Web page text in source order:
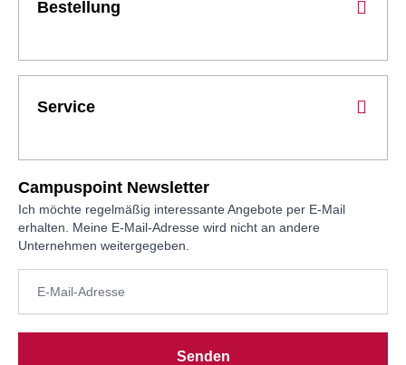
Bestellung
Service
Campuspoint Newsletter
Ich möchte regelmäßig interessante Angebote per E-Mail
erhalten. Meine E-Mail-Adresse wird nicht an andere
Unternehmen weitergegeben.
Senden